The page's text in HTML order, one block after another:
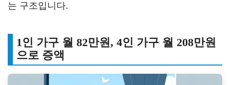
는 구조입니다.
1인 가구 월 82만원, 4인 가구 월 208만원
으로 증액